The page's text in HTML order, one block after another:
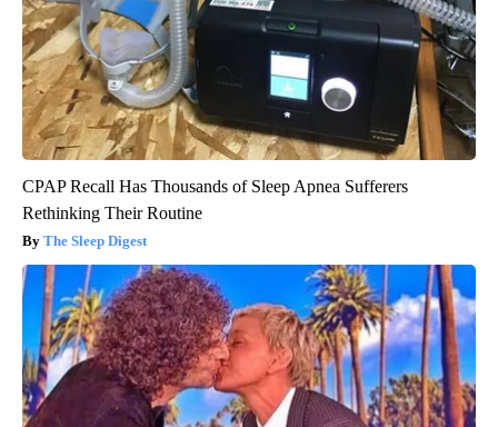
CPAP Recall Has Thousands of Sleep Apnea Sufferers
Rethinking Their Routine
The Sleep Digest